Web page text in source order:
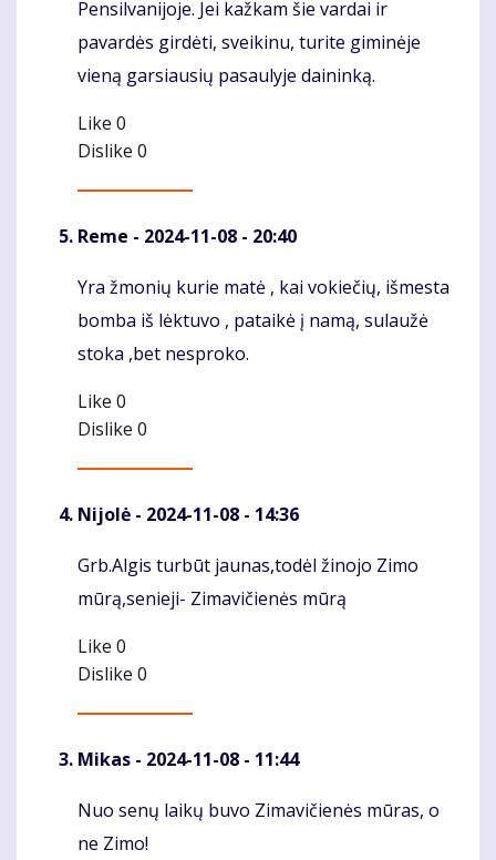
Pensilvanijoje. Jei kažkam šie vardai ir
pavardės girdėti, sveikinu, turite giminėje
vieną garsiausių pasaulyje daininką.
Like 0
Dislike 0
Reme - 2024-11-08 - 20:40
Komentaras
Yra žmonių kurie matė , kai vokiečių, išmesta
bomba iš lėktuvo , pataikė į namą, sulaužė
stoka ,bet nesproko.
Like 0
Dislike 0
Nijolė - 2024-11-08 - 14:36
Komentaras
Grb.Algis turbūt jaunas,todėl žinojo Zimo
mūrą,senieji- Zimavičienės mūrą
Like 0
Dislike 0
Mikas - 2024-11-08 - 11:44
Komentaras
Nuo senų laikų buvo Zimavičienės mūras, o
ne Zimo!